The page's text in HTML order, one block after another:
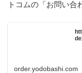
トコムの「お問い合
order.yodobashi.com